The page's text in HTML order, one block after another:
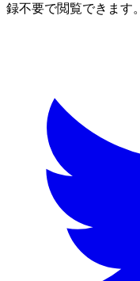
録不要で閲覧できます。